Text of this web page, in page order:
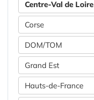
Centre-Val de Loire
Corse
DOM/TOM
Grand Est
Hauts-de-France